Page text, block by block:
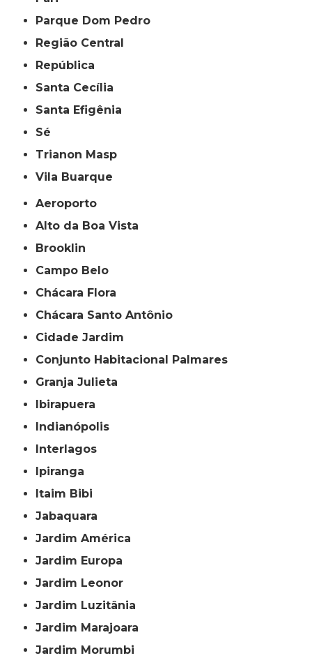
Parque Dom Pedro
Região Central
República
Santa Cecília
Santa Efigênia
Sé
Trianon Masp
Vila Buarque
Aeroporto
Alto da Boa Vista
Brooklin
Campo Belo
Chácara Flora
Chácara Santo Antônio
Cidade Jardim
Conjunto Habitacional Palmares
Granja Julieta
Ibirapuera
Indianópolis
Interlagos
Ipiranga
Itaim Bibi
Jabaquara
Jardim América
Jardim Europa
Jardim Leonor
Jardim Luzitânia
Jardim Marajoara
Jardim Morumbi